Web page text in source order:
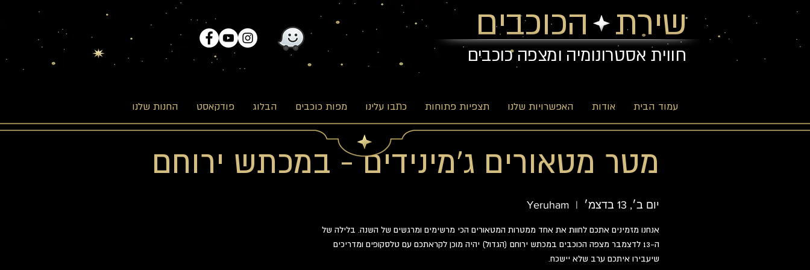
שירת הכוכבים
חווית אסטרונומיה ומצפה כוכבים
עמוד הבית אודות האפשרויות שלנו תצפיות פתוחות כתבו עלינו מפות כוכבים הבלוג פודקאסט החנות שלנו
מטר מטאורים ג'מינידים - במכתש ירוחם
יום ב׳, 13 בדצמ׳
  |
Yeruham
אנחנו מזמינים אתכם לחוות את אחד ממטרות המטאורים הכי מרשימים ומרגשים של השנה. בלילה של
ה-13 לדצמבר מצפה הכוכבים במכתש ירוחם (הגדול) יהיה מוכן לקראתכם עם טלסקופים ומדריכים